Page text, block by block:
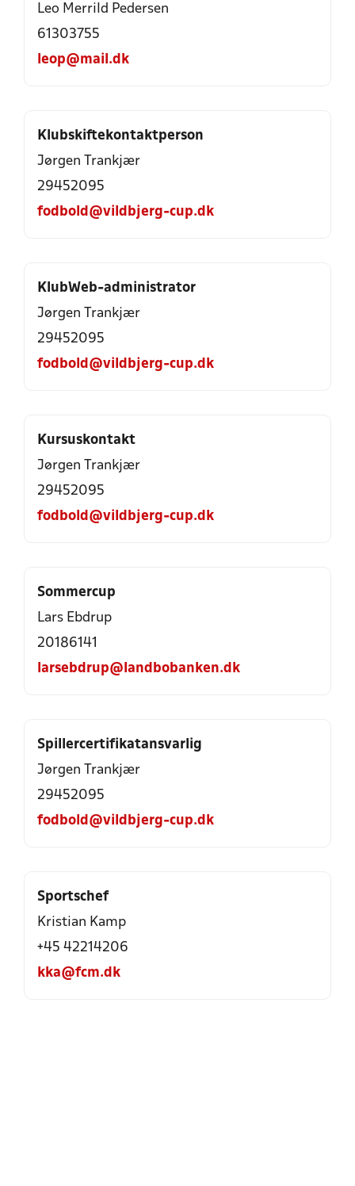
Leo Merrild Pedersen
61303755
leop@mail.dk
Klubskiftekontaktperson
Jørgen Trankjær
29452095
fodbold@vildbjerg-cup.dk
KlubWeb-administrator
Jørgen Trankjær
29452095
fodbold@vildbjerg-cup.dk
Kursuskontakt
Jørgen Trankjær
29452095
fodbold@vildbjerg-cup.dk
Sommercup
Lars Ebdrup
20186141
larsebdrup@landbobanken.dk
Spillercertifikatansvarlig
Jørgen Trankjær
29452095
fodbold@vildbjerg-cup.dk
Sportschef
Kristian Kamp
+45 42214206
kka@fcm.dk